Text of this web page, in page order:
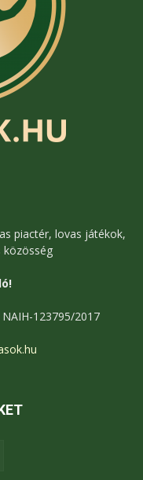
piactér, lovas játékok,
közösség
123795/2017